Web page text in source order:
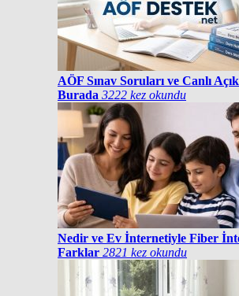
AÖF Sınav Soruları ve Canlı
Burada 3222 kez okundu
Nedir ve Ev İnternetiyle Fiber
Farklar 2821 kez okundu